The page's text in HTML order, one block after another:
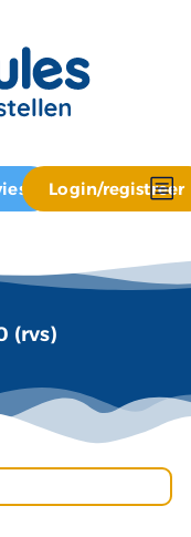
Login/registreer
(rvs)